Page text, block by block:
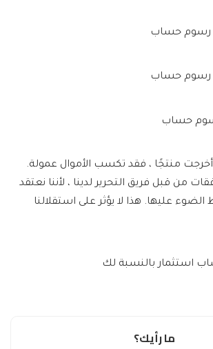
حساب
أخرجت منتجًا ، فقد تكسب الأموال عمولة.
من قبل فريق التحرير لدينا ، لأننا نعتقد
عليها. هذا لا يؤثر على استقلالنا
استثمار بالنسبة لك
ما رأيك؟